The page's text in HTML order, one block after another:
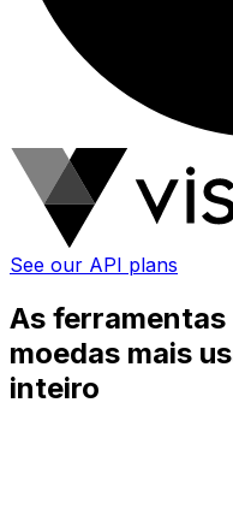
See our API plans
As
moedas mais
inteiro